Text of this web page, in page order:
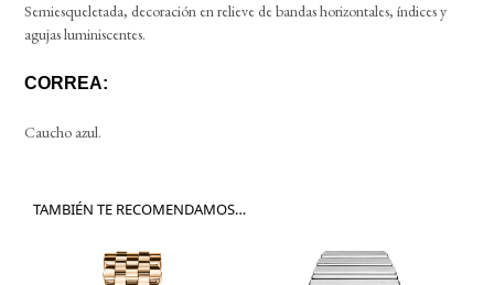
Semiesqueletada, decoración en relieve de bandas horizontales, índices y
agujas luminiscentes.
CORREA:
Caucho azul.
TAMBIÉN TE RECOMENDAMOS…